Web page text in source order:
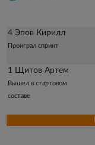
4 Эпов Кирилл
Проиграл спринт
1 Щитов Артем
Вышел в стартовом
составе